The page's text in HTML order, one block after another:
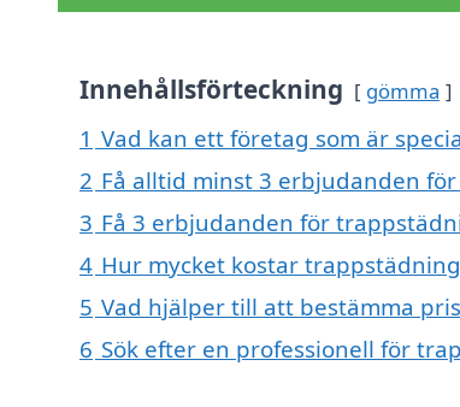
Innehållsförteckning gömma
1 Vad kan ett företag som är
2 Få alltid minst 3 erbjudanden
3 Få 3 erbjudanden för
4 Hur mycket kostar
5 Vad hjälper till att bestämma
6 Sök efter en professionell för